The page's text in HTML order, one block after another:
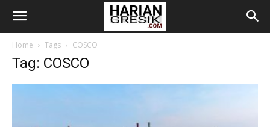
Home Tags COSCO
Tag: COSCO